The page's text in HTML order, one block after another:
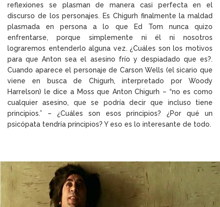
reflexiones se plasman de manera casi perfecta en el
discurso de los personajes. Es Chigurh finalmente la maldad
plasmada en persona a lo que Ed Tom nunca quizo
enfrentarse, porque simplemente ni él ni nosotros
lograremos entenderlo alguna vez. ¿Cuáles son los motivos
para que Anton sea el asesino frío y despiadado que es?.
Cuando aparece el personaje de Carson Wells (el sicario que
viene en busca de Chigurh, interpretado por Woody
Harrelson) le dice a Moss que Anton Chigurh – “no es como
cualquier asesino, que se podría decir que incluso tiene
principios.” – ¿Cuáles son esos principios? ¿Por qué un
psicópata tendría principios? Y eso es lo interesante de todo.